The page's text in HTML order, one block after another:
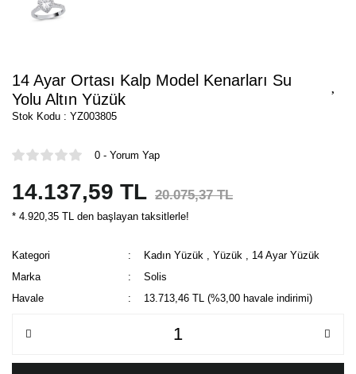
14 Ayar Ortası Kalp Model Kenarları Su
Yolu Altın Yüzük
Stok Kodu : YZ003805
0 - Yorum Yap
14.137,59 TL 20.075,37 TL
* 4.920,35 TL den başlayan taksitlerle!
Kategori Kadın Yüzük ,Yüzük
14 Ayar Yüzük
Marka
Solis
Havale
13.713,46 TL (%3,00 havale indirimi)